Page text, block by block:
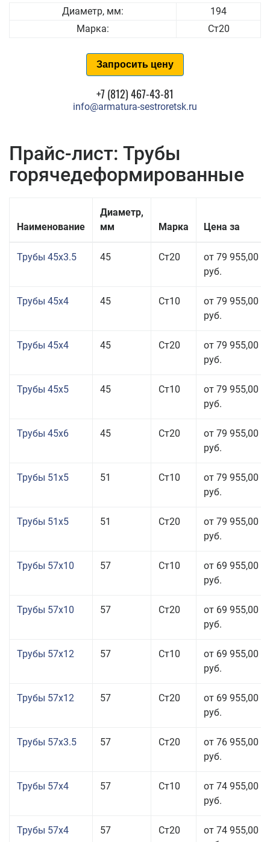
Диаметр, мм:
194
Марка:
Ст20
Запросить цену
+7 (812) 467-43-81
info@armatura-sestroretsk.ru
Прайс-лист: Трубы
горячедеформированные
Наименование
Диаметр,
мм
Марка Цена за
Трубы 45x3.5 45 Ст20
от 79 955,00
руб.
Трубы 45x4 45 Ст10
от 79 955,00
руб.
Трубы 45x4 45 Ст20
от 79 955,00
руб.
Трубы 45x5 45 Ст10
от 79 955,00
руб.
Трубы 45x6 45 Ст20
от 79 955,00
руб.
Трубы 51x5 51 Ст10
от 79 955,00
руб.
Трубы 51x5 51 Ст20
от 79 955,00
руб.
Трубы 57x10 57 Ст10
от 69 955,00
руб.
Трубы 57x10 57 Ст20
от 69 955,00
руб.
Трубы 57x12 57 Ст10
от 69 955,00
руб.
Трубы 57x12 57 Ст20
от 69 955,00
руб.
Трубы 57x3.5 57 Ст20
от 76 955,00
руб.
Трубы 57x4 57 Ст10
от 74 955,00
руб.
Трубы 57x4 57 Ст20
от 74 955,00